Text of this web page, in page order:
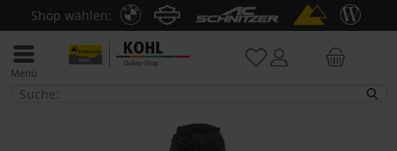
Shop wählen:
Menü
Motorradbekleidung